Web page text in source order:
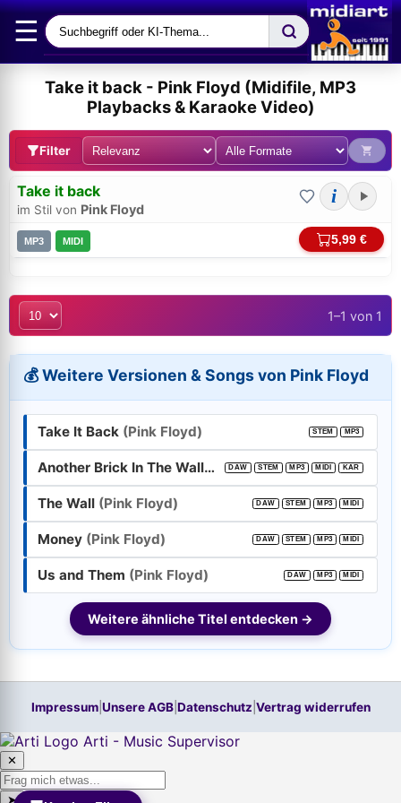
☰
Take it back - Pink Floyd (Midifile, MP3
Playbacks & Karaoke Video)
Filter
Take it back
im Stil von Pink Floyd
i
MP3 MIDI 5,99 €
1–1 von 1
💰 Weitere Versionen & Songs von Pink Floyd
Take It Back (Pink Floyd) STEM MP3
Another Brick In The Wall(Pink Floyd)
DAW STEM MP3 MIDI KAR
The Wall (Pink Floyd) DAW STEM MP3 MIDI
Money (Pink Floyd) DAW STEM MP3 MIDI
Us and Them (Pink Floyd) DAW MP3 MIDI
Weitere ähnliche Titel entdecken →
Impressum| Unsere AGB| Datenschutz Vertrag widerrufen
Arti - Music Supervisor
✕
➤
E-Mail-Adresse:
Passwort:
Trage bitte vorher Deine E-Mail-Adresse in das Feld oben ein.
Hilfe, ich habe mein
Passwort vergessen!
Neu hier? Jetzt kostenloses Konto anlegen